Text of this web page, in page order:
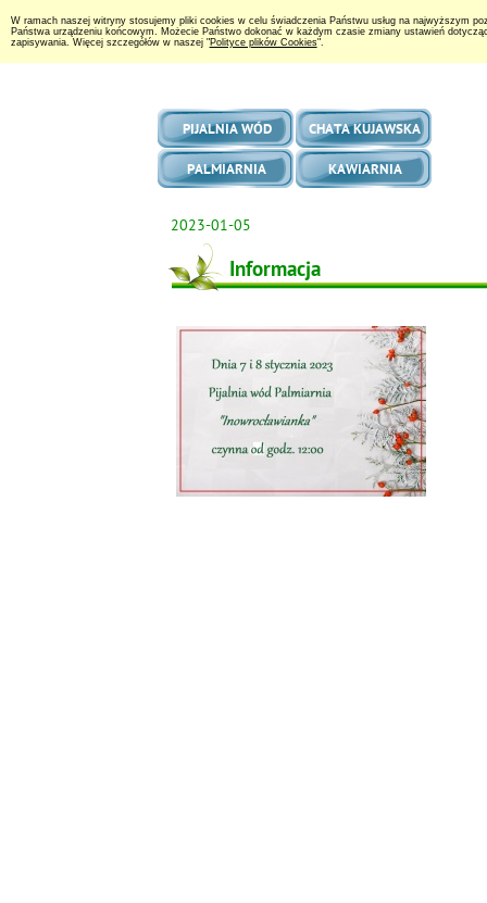
PIJALNIA WÓD CHATA KUJAWSKA
PALMIARNIA KAWIARNIA
2023-01-05
Informacja
W ramach naszej witryny stosujemy pliki cookies w celu świadczenia Państwu usług na najwyższym
Państwa urządzeniu końcowym. Możecie Państwo dokonać w każdym czasie zmiany ustawień
zapisywania. Więcej szczegółów w naszej "Polityce plików Cookies".